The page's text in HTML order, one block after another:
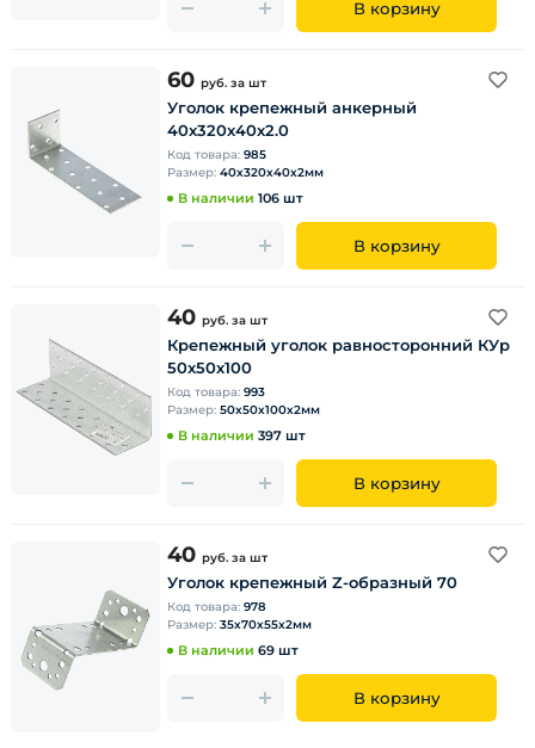
В корзину
60 руб. за шт
Уголок крепежный анкерный
40х320х40х2.0
Код товара: 985
Размер: 40х320х40х2мм
В наличии 106 шт
В корзину
40 руб. за шт
Крепежный уголок равносторонний КУр
50х50х100
Код товара: 993
Размер: 50х50х100х2мм
В наличии 397 шт
В корзину
40 руб. за шт
Уголок крепежный Z-образный 70
Код товара: 978
Размер: 35х70х55х2мм
В наличии 69 шт
В корзину